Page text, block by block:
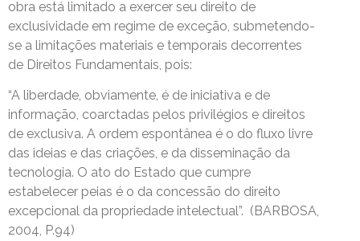
obra está limitado a exercer seu direito de
exclusividade em regime de exceção, submetendo-
se a limitações materiais e temporais decorrentes
de Direitos Fundamentais, pois:
“A liberdade, obviamente, é de iniciativa e de
informação, coarctadas pelos privilégios e direitos
de exclusiva. A ordem espontânea é o do fluxo livre
das ideias e das criações, e da disseminação da
tecnologia. O ato do Estado que cumpre
estabelecer peias é o da concessão do direito
excepcional da propriedade intelectual”. (BARBOSA,
2004, P.94)